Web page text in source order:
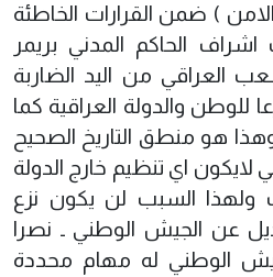
) ضمن القرارات الخاطئة
الحاكم المدني بريمر
العراقي من اليد الضاربة
للوطن والدولة العراقية كما
هو منطق التاريخ الصحيح
اي تنظيم خارج الدولة
ولهذا السبب لن يكون نزع
عن الجيش الوطني ـ نصرا
الوطني له مهام محددة